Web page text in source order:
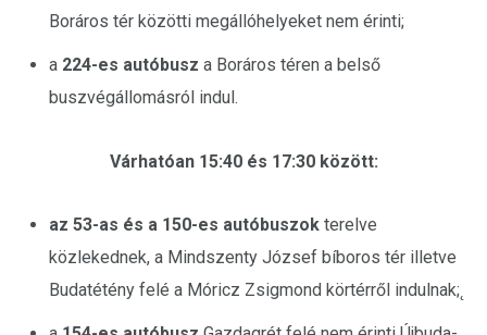
Boráros tér közötti megállóhelyeket nem érinti;
a 224-es autóbusz a Boráros téren a belső
buszvégállomásról indul.
Várhatóan 15:40 és 17:30 között:
az 53-as és a 150-es autóbuszok terelve
közlekednek, a Mindszenty József bíboros tér illetve
Budatétény felé a Móricz Zsigmond körtérről indulnak;˛